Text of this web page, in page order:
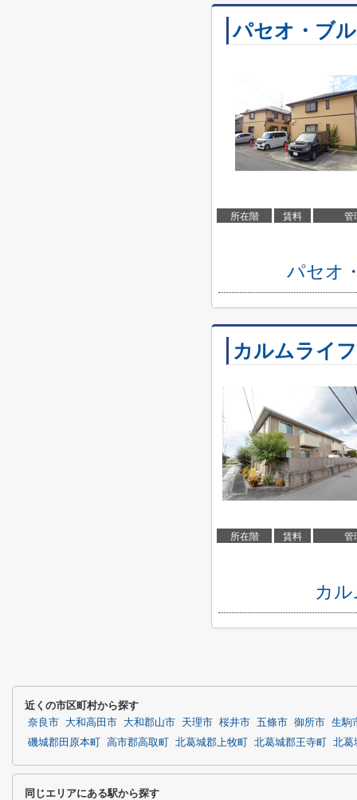
パセオ・ブ
所在階 賃料 管
パセオ
カルムライフ
所在階 賃料 管
カ
近くの市区町村から探す
奈良市 大和高田市 大和郡山市 天理市 桜井市 五條市 御所市 生駒
磯城郡田原本町
高市郡高取町 北葛城郡上牧町 北葛城郡王寺町 北葛
同じエリアにある駅から探す